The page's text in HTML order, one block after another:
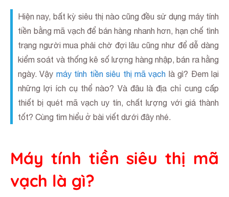
Hiện nay, bất kỳ siêu thị nào cũng đều sử dụng máy tính
tiền bằng mã vạch để bán hàng nhanh hơn, hạn chế tình
trạng người mua phải chờ đợi lâu cũng như để dễ dàng
kiểm soát và thống kê số lượng hàng nhập, bán ra hằng
ngày. Vậy máy tính tiền siêu thị mã vạch là gì? Đem lại
những lợi ích cụ thể nào? Và đâu là địa chỉ cung cấp
thiết bị quét mã vạch uy tín, chất lượng với giá thành
tốt? Cùng tìm hiểu ở bài viết dưới đây nhé.
Máy tính tiền siêu thị mã
vạch là gì?